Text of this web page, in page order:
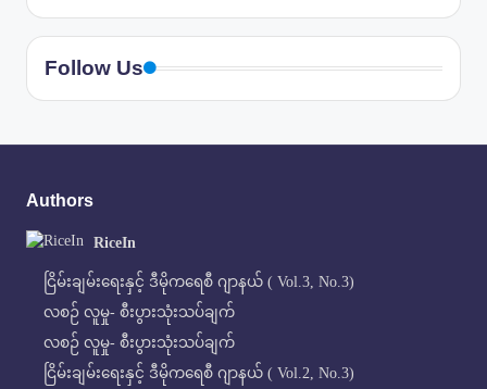
Follow Us
Authors
RiceIn
ငြိမ်းချမ်းရေးနှင့် ဒီမိုကရေစီ ဂျာနယ် ( Vol.3, No.3)
လစဉ် လူမှု- စီးပွားသုံးသပ်ချက်
လစဉ် လူမှု- စီးပွားသုံးသပ်ချက်
ငြိမ်းချမ်းရေးနှင့် ဒီမိုကရေစီ ဂျာနယ် ( Vol.2, No.3)